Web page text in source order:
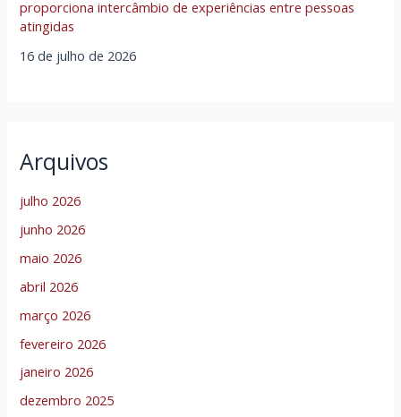
proporciona intercâmbio de experiências entre pessoas
atingidas
16 de julho de 2026
Arquivos
julho 2026
junho 2026
maio 2026
abril 2026
março 2026
fevereiro 2026
janeiro 2026
dezembro 2025